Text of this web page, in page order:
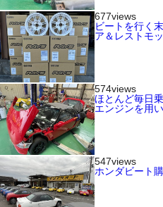
677views
ビートを行く
ア＆レストモ
574views
ほとんど毎日
エンジンを用
547views
ホンダビート